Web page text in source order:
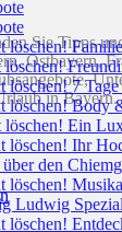
Sie Tipps
Ostbayern,
in Bayern.
löschen!
löschen!
löschen! 7
löschen! Body
löschen! Ein
löschen! Ihr
den
löschen!
Ludwig
löschen!